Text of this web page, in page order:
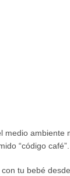
“código café”.
tu bebé